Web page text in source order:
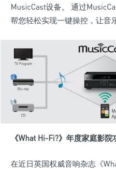
MusicCast设备。 通过
帮您轻松实现一键操控，让音
《What Hi-Fi?》年度家庭影院
在近日英国权威音响杂志《